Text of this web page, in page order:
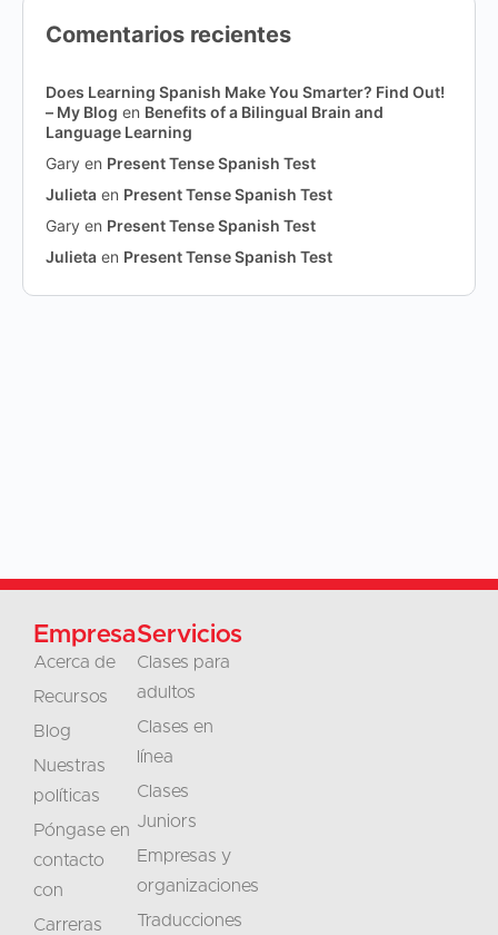
Comentarios recientes
Does Learning Spanish Make You Smarter? Find Out!
– My Blog en Benefits of a Bilingual Brain and
Language Learning
Gary en Present Tense Spanish Test
Julieta en Present Tense Spanish Test
Gary en Present Tense Spanish Test
Julieta en Present Tense Spanish Test
Empresa
Acerca de
Recursos
Blog
Nuestras
políticas
Póngase en
contacto
con
Carreras
Servicios
Clases para
adultos
Clases en
línea
Clases
Juniors
Empresas y
organizaciones
Traducciones